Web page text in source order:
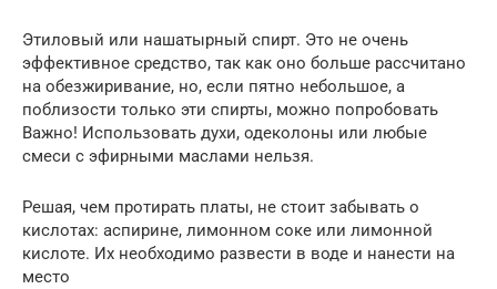
Этиловый или нашатырный спирт. Это не очень
эффективное средство, так как оно больше рассчитано
на обезжиривание, но, если пятно небольшое, а
поблизости только эти спирты, можно попробовать
Важно! Использовать духи, одеколоны или любые
смеси с эфирными маслами нельзя.
Решая, чем протирать платы, не стоит забывать о
кислотах: аспирине, лимонном соке или лимонной
кислоте. Их необходимо развести в воде и нанести на
место